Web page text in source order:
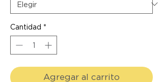
Cantidad *
Agregar al carrito